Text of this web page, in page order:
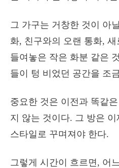
그 가구는 거창한 것이 아
화, 친구와의 오랜 통화, 새
들여놓은 작은 화분 같은
들이 텅 비었던 공간을 조
중요한 것은 이전과 똑같
지 않는 것이다. 그 방은
스타일로 꾸며져야 한다.
그렇게 시간이 흐르면, 어